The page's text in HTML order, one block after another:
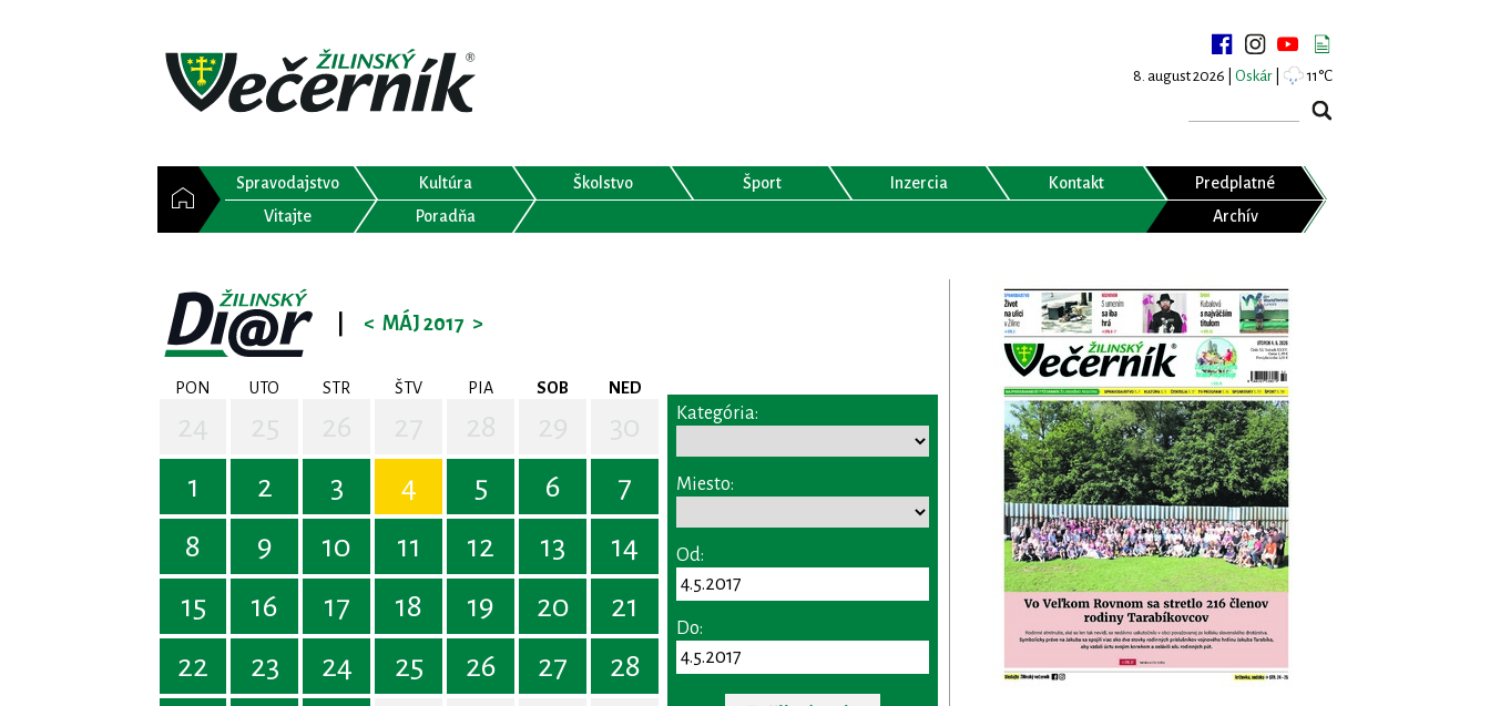
8. august 2026 | Oskár 11°C
Spravodajstvo Kultúra Školstvo Šport Inzercia Kontakt
Predplatné
Vitajte
Poradňa Archív
< MÁJ 2017 >
PON UTO STR ŠTV PIA SOB NED
1
2 3 4 5 6
7
8
9 10 11 12 13
14
15
16 17 18 19 20
21
22
23 24 25 26 27
28
Kategória:
Miesto:
Od:
Do: